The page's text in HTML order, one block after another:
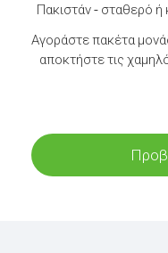
Πακιστάν - σταθερό
Αγοράστε πακέτα
αποκτήστε τις